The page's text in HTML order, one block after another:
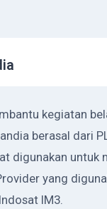
kegiatan
berasal dari
digunakan untuk
yang
IM3.